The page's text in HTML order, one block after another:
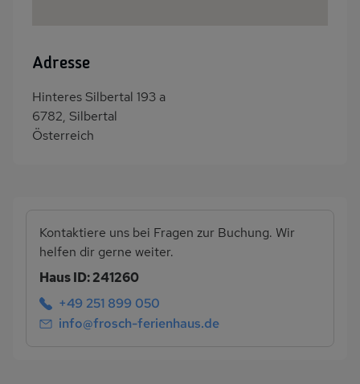
Adresse
Hinteres Silbertal 193 a
6782, Silbertal
Österreich
Kontaktiere uns bei Fragen zur Buchung. Wir
helfen dir gerne weiter.
Haus ID: 241260
+49 251 899 050
info@frosch-ferienhaus.de